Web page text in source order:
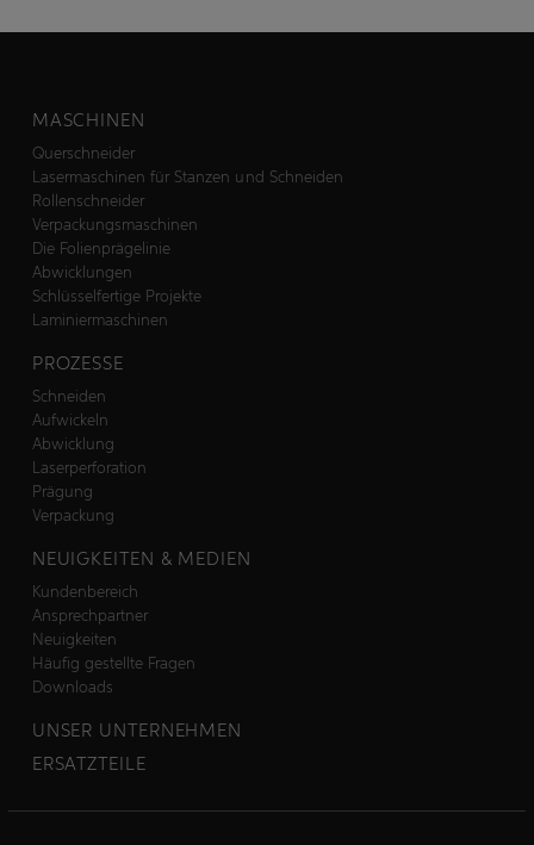
MASCHINEN
Querschneider
Lasermaschinen für Stanzen und Schneiden
Rollenschneider
Verpackungsmaschinen
Die Folienprägelinie
Abwicklungen
Schlüsselfertige Projekte
Laminiermaschinen
PROZESSE
Schneiden
Aufwickeln
Abwicklung
Laserperforation
Prägung
Verpackung
NEUIGKEITEN & MEDIEN
Kundenbereich
Ansprechpartner
Neuigkeiten
Häufig gestellte Fragen
Downloads
UNSER UNTERNEHMEN
ERSATZTEILE